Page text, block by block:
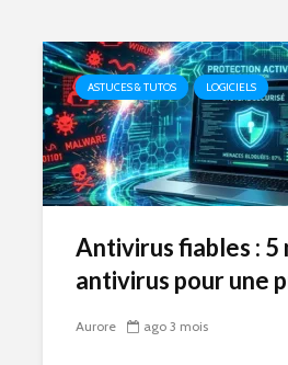
ASTUCES & TUTOS LOGICIELS
Antivirus fiables : 5
antivirus pour une
Aurore ago 3 mois